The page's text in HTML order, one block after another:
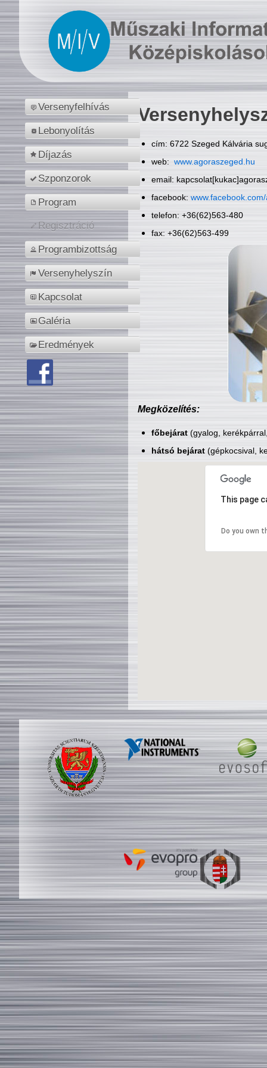
Versenyfelhívás
Lebonyolítás
Díjazás
Szponzorok
Program
Regisztráció
Programbizottság
Versenyhelyszín
Kapcsolat
Galéria
Eredmények
cím: 6722 Szeged Kálvária
web: www.agoraszeged.hu
email:
facebook:
telefon: +36(62)563-480
fax: +36(62)563-499
Megközelítés:
főbejárat(gyalog,
hátsó bejárat(gépkocsival,
This page
Do you own